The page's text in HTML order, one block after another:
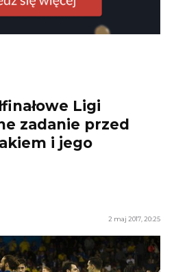
Ligi
zadanie przed
i jego
2 maj 2017, 20:25